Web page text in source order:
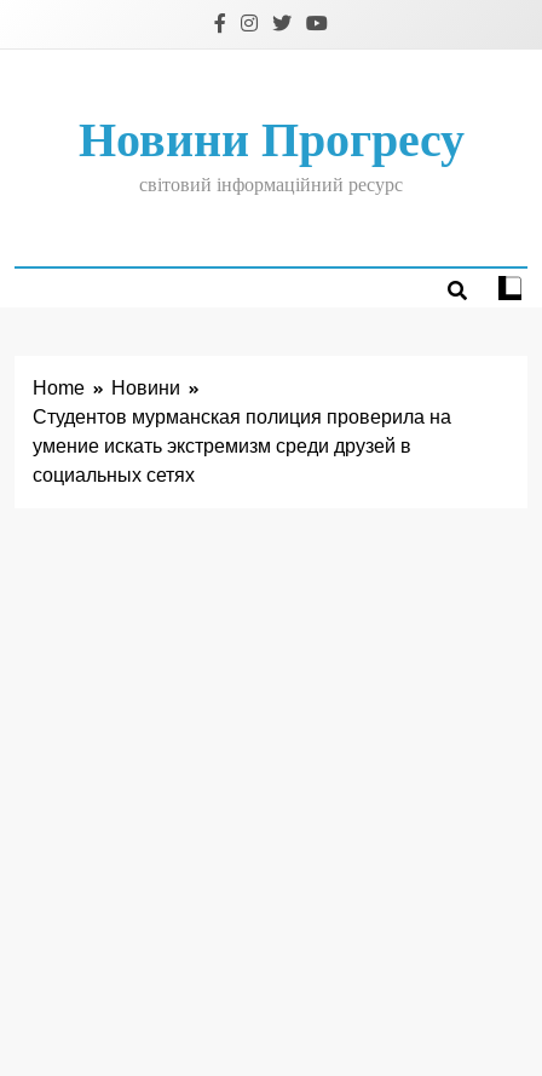
Новини Прогресу
світовий інформаційний ресурс
Home
Новини
Студентов мурманская полиция проверила на
умение искать экстремизм среди друзей в
социальных сетях